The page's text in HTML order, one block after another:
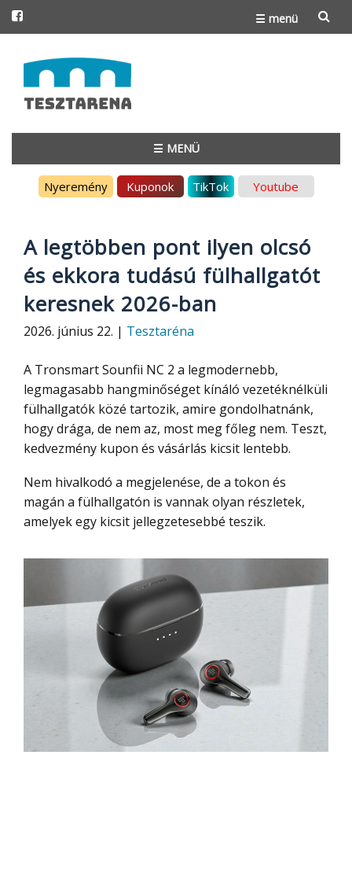
☰ menü
to
content
☰ MENÜ
Nyeremény Kuponok TikTok Youtube
A legtöbben pont ilyen olcsó
és ekkora tudású fülhallgatót
keresnek 2026-ban
2026. június 22. | Tesztaréna
A Tronsmart Sounfii NC 2 a legmodernebb,
legmagasabb hangminőséget kínáló vezetéknélküli
fülhallgatók közé tartozik, amire gondolhatnánk,
hogy drága, de nem az, most meg főleg nem. Teszt,
kedvezmény kupon és vásárlás kicsit lentebb.
Nem hivalkodó a megjelenése, de a tokon és
magán a fülhallgatón is vannak olyan részletek,
amelyek egy kicsit jellegzetesebbé teszik.